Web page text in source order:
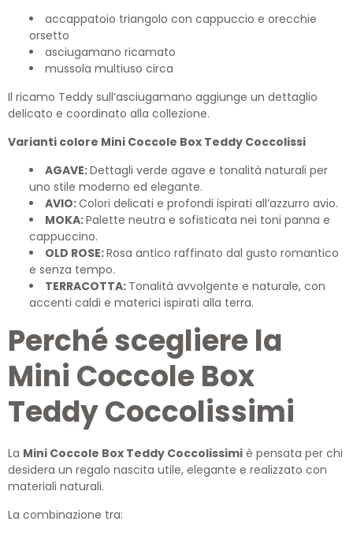
accappatoio triangolo con cappuccio e orecchie
orsetto
asciugamano ricamato
mussola multiuso circa
Il ricamo Teddy sull’asciugamano aggiunge un dettaglio
delicato e coordinato alla collezione.
Varianti colore Mini Coccole Box Teddy Coccolissi
AGAVE:Dettagli verde agave e tonalità naturali per
uno stile moderno ed elegante.
AVIO:Colori delicati e profondi ispirati all’azzurro avio.
MOKA:Palette neutra e sofisticata nei toni panna e
cappuccino.
OLD ROSE:Rosa antico raffinato dal gusto romantico
e senza tempo.
TERRACOTTA: Tonalità avvolgente e naturale, con
accenti caldi e materici ispirati alla terra.
Perché scegliere la
Mini Coccole Box
Teddy Coccolissimi
La Mini Coccole Box Teddy Coccolissimi è pensata per chi
desidera un regalo nascita utile, elegante e realizzato con
materiali naturali.
La combinazione tra: